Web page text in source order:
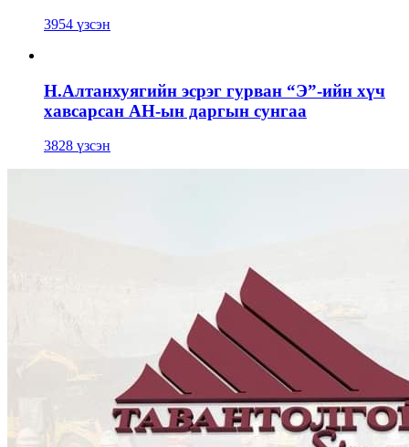
3954 үзсэн
Н.Алтанхуягийн эсрэг гурван “Э”-ийн хүч
хавсарсан АН-ын даргын сунгаа
3828 үзсэн